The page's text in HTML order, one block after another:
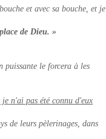
et avec sa bouche, et je
de Dieu. »
le forcera à les
je n'ai pas été connu d'eux
de leurs pèlerinages, dans